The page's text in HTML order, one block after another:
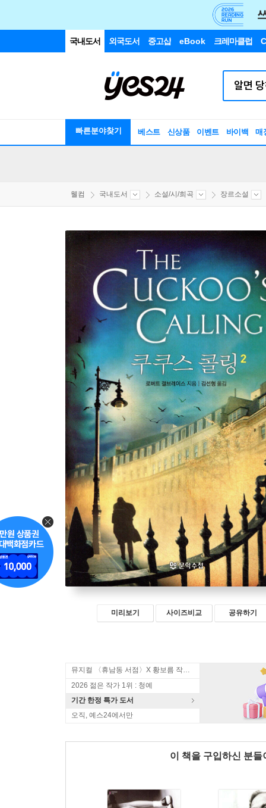
국내도서 외국도서 중고샵 eBook 크레마클럽
빠른분야찾기 베스트 신상품 이벤트 바이백 매
웰컴 국내도서 소설/시/희곡 장르소설
미리보기 사이즈비교 공유하기
뮤지컬 〈휴남동 서점〉X 황보름 작가 북토크
2026 젊은 작가 1위 : 청예
기간 한정 특가 도서
오직, 예스24에서만
이 책을 구입하신 분